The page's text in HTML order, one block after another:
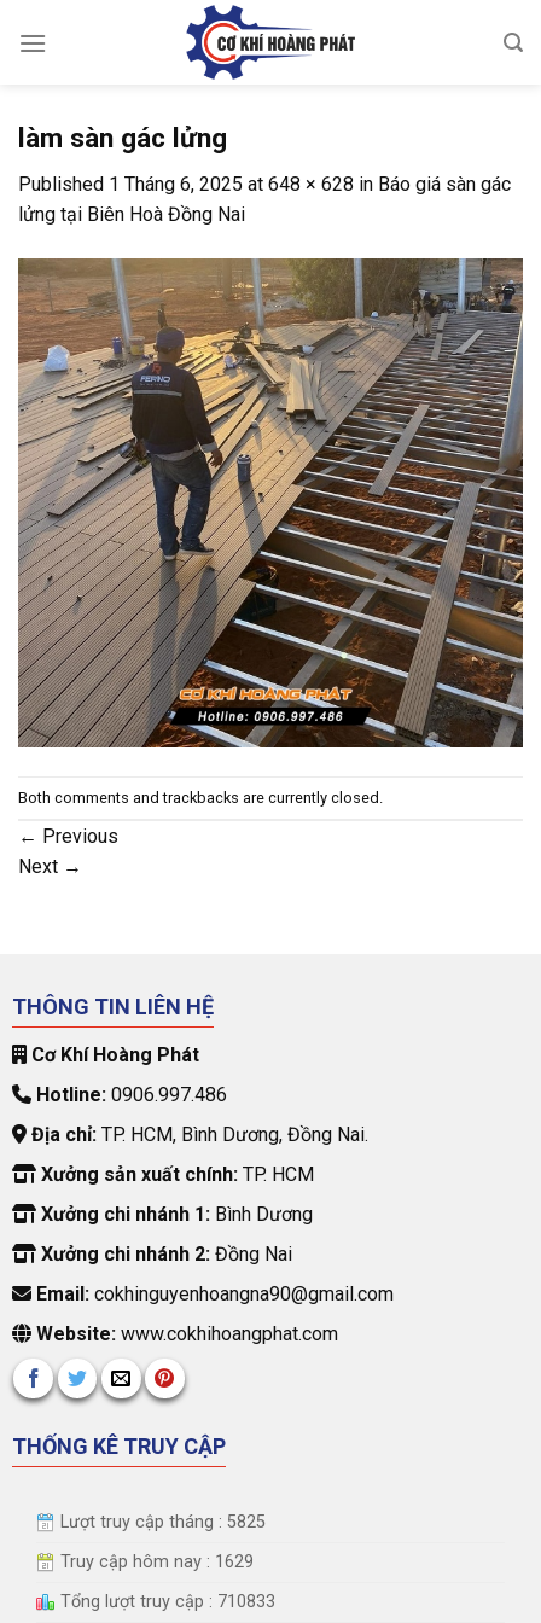
làm sàn gác lửng
Published 1 Tháng 6, 2025 at 648 × 628 in Báo giá sàn gác
lửng tại Biên Hoà Đồng Nai
Both comments and trackbacks are currently closed.
← Previous
Next →
THÔNG TIN LIÊN HỆ
Cơ Khí Hoàng Phát
Hotline:0906.997.486
Địa chỉ:TP. HCM, Bình Dương, Đồng Nai.
Xưởng sản xuất chính:TP. HCM
Xưởng chi nhánh 1:Bình Dương
Xưởng chi nhánh 2:Đồng Nai
Email:cokhinguyenhoangna90@gmail.com
Website:www.cokhihoangphat.com
THỐNG KÊ TRUY CẬP
Lượt truy cập tháng : 5825
Truy cập hôm nay : 1629
Tổng lượt truy cập : 710833